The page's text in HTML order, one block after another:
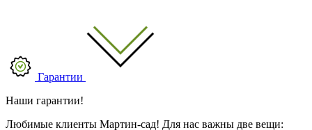
Гарантии
Наши гарантии!
Любимые клиенты Мартин-сад! Для нас важны две вещи: